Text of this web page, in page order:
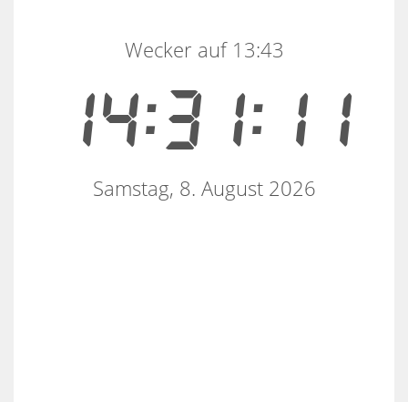
14:31:11
Wecker auf 13:43
Samstag, 8. August 2026